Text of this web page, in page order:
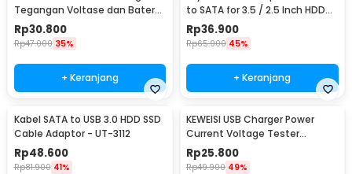
Tegangan Voltase dan Baterai
Tester - KWS-V20
Rp30.800
Rp47.000 35%
+ Keranjang
to SATA for 3.5 / 2.5 Inch HDD
SSD 40cm - ZD0004
Rp36.900
Rp65.900 45%
+ Keranjang
Kabel SATA to USB 3.0 HDD SSD
Cable Adaptor - UT-3112
Rp48.600
Rp81.900 41%
KEWEISI USB Charger Power
Current Voltage Tester
Detector 3-20V 0-3A - KWS-
10VA
Rp25.800
Rp49.900 49%